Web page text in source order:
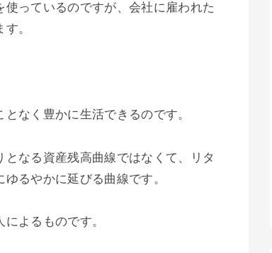
っているのですが、会社に雇われた
。
なく豊かに生活できるのです。
なる資産残高曲線ではなくて、リタ
るやかに延びる曲線です。
よるものです。